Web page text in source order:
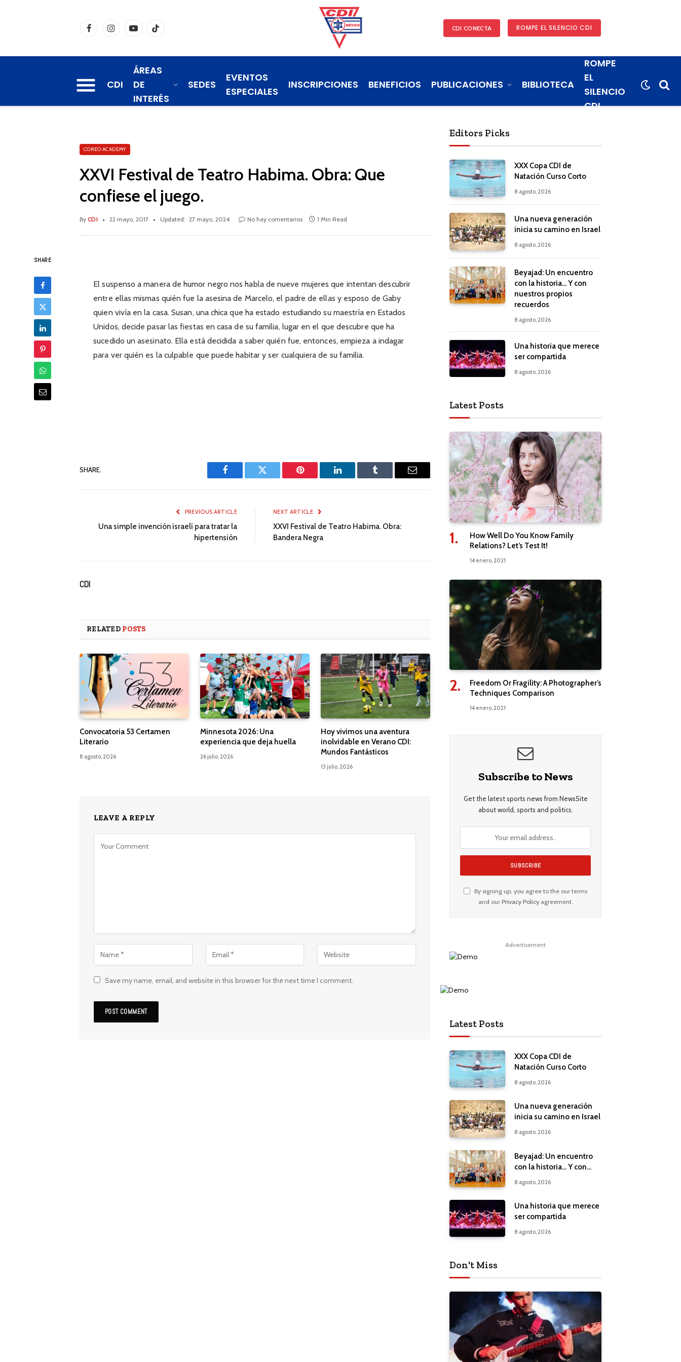
FacebookInstagramYouTubeTikTok CDI CONECTA ROMPE EL SILENCIO CDI
CDI
ÁREAS
DE
INTERÉS
SEDES
EVENTOS
ESPECIALES
INSCRIPCIONES BENEFICIOS PUBLICACIONES BIBLIOTECA
ROMPE
EL
SILENCIO
CDI
COREO ACADEMY
XXVI Festival de Teatro Habima. Obra: Que
confiese el juego.
By CDI 22 mayo, 2017 Updated: 27 mayo, 2024 No hay comentarios 1 Min Read
SHARE
El suspenso a manera de humor negro nos habla de nueve mujeres que intentan descubrir
entre ellas mismas quién fue la asesina de Marcelo, el padre de ellas y esposo de Gaby
quien vivía en la casa. Susan, una chica que ha estado estudiando su maestría en Estados
Unidos, decide pasar las fiestas en casa de su familia, lugar en el que descubre que ha
sucedido un asesinato. Ella está decidida a saber quién fue, entonces, empieza a indagar
para ver quién es la culpable que puede habitar y ser cualquiera de su familia.
SHARE.
Facebook Twitter Pinterest LinkedIn Tumblr Email
PREVIOUS ARTICLE
Una simple invención israelí para tratar la
hipertensión
NEXT ARTICLE
XXVI Festival de Teatro Habima. Obra:
Bandera Negra
CDI
RELATED POSTS
Convocatoria 53 Certamen
Literario
8 agosto, 2026
Minnesota 2026: Una
experiencia que deja huella
26 julio, 2026
Hoy vivimos una aventura
inolvidable en Verano CDI:
Mundos Fantásticos
13 julio, 2026
LEAVE A REPLY
Save my name, email, and website in this browser for the next time I comment.
Editors Picks
XXX Copa CDI de
Natación Curso Corto
8 agosto, 2026
Una nueva generación
inicia su camino en Israel
8 agosto, 2026
Beyajad: Un encuentro
con la historia… Y con
nuestros propios
recuerdos
8 agosto, 2026
Una historia que merece
ser compartida
8 agosto, 2026
Latest Posts
How Well Do You Know Family
Relations? Let’s Test It!
14 enero, 2021
Freedom Or Fragility: A Photographer’s
Techniques Comparison
14 enero, 2021
Subscribe to News
Get the latest sports news from NewsSite
about world, sports and politics.
By signing up, you agree to the our terms
and our Privacy Policyagreement.
Advertisement
Latest Posts
XXX Copa CDI de
Natación Curso Corto
8 agosto, 2026
Una nueva generación
inicia su camino en Israel
8 agosto, 2026
Beyajad: Un encuentro
con la historia… Y con
nuestros propios
recuerdos
8 agosto, 2026
Una historia que merece
ser compartida
8 agosto, 2026
Don't Miss